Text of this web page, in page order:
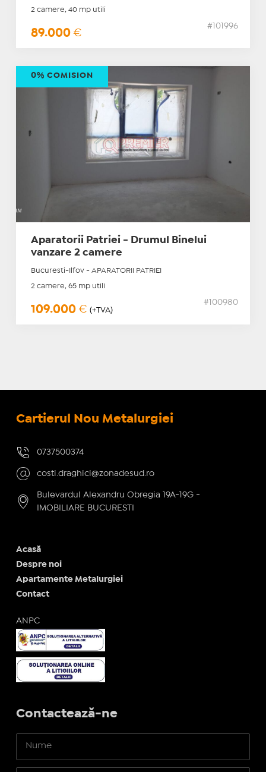
2 camere, 40 mp utili
89.000 €
#101996
Aparatorii Patriei - Drumul Binelui
vanzare 2 camere
Bucuresti-Ilfov - APARATORII PATRIEI
2 camere, 65 mp utili
109.000 € (+TVA)
#100980
0% COMISION
Cartierul Nou Metalurgiei
0737500374
costi.draghici@zonadesud.ro
Bulevardul Alexandru Obregia 19A-19G -
IMOBILIARE BUCURESTI
Acasă
Despre noi
Apartamente Metalurgiei
Contact
ANPC
Contactează-ne